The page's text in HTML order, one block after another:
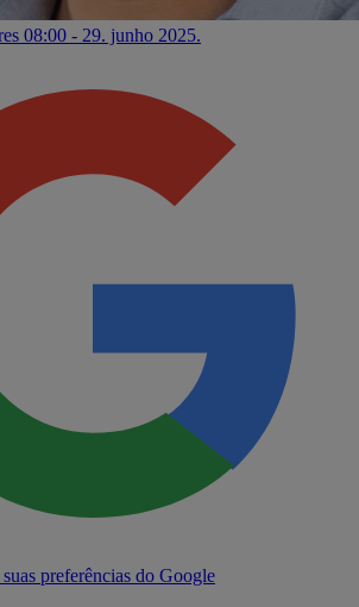
08:00 - 29. junho 2025.
preferências do Google